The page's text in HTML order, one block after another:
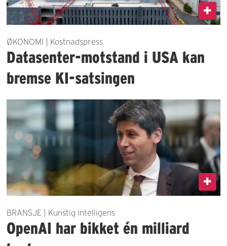
ØKONOMI | Kostnadspress
Datasenter-motstand i USA kan
bremse KI-satsingen
BRANSJE | Kunstig intelligens
OpenAI har bikket én milliard